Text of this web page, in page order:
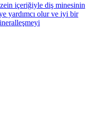
içeriğiyle diş minesinin
yardımcı olur ve iyi bir